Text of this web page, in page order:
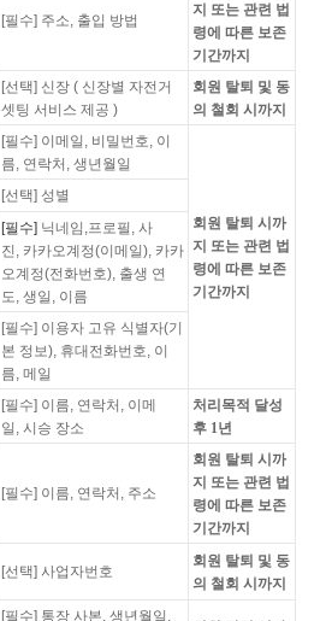
[필수] 주소, 출입 방법
지 또는 관련 법
령에 따른 보존
기간까지
[선택] 신장 ( 신장별 자전거
셋팅 서비스 제공 )
회원 탈퇴 및 동
의 철회 시까지
[필수] 이메일, 비밀번호, 이
름, 연락처, 생년월일
회원 탈퇴 시까
지 또는 관련 법
령에 따른 보존
기간까지
[선택] 성별
[필수] 닉네임,프로필, 사
진, 카카오계정(이메일), 카카
오계정(전화번호), 출생 연
도, 생일, 이름
[필수] 이용자 고유 식별자(기
본 정보), 휴대전화번호, 이
름, 메일
[필수] 이름, 연락처, 이메
일, 시승 장소
처리목적 달성
후 1년
[필수] 이름, 연락처, 주소
회원 탈퇴 시까
지 또는 관련 법
령에 따른 보존
기간까지
[선택] 사업자번호
회원 탈퇴 및 동
의 철회 시까지
[필수] 통장 사본, 생년월일,